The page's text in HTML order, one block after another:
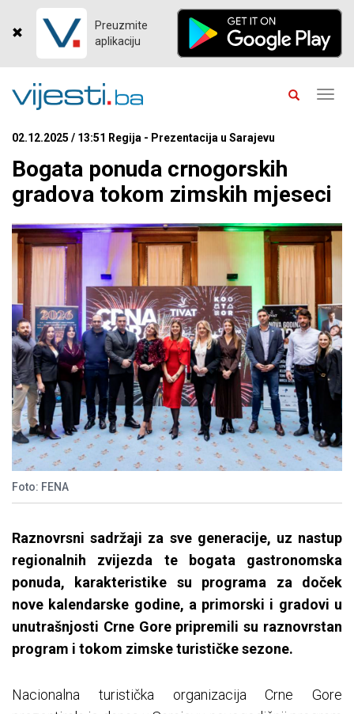
Preuzmite
aplikaciju
02.12.2025 / 13:51 Regija - Prezentacija u Sarajevu
Bogata ponuda crnogorskih
gradova tokom zimskih mjeseci
Foto: FENA
Raznovrsni sadržaji za sve generacije, uz nastup
regionalnih zvijezda te bogata gastronomska
ponuda, karakteristike su programa za doček
nove kalendarske godine, a primorski i gradovi u
unutrašnjosti Crne Gore pripremili su raznovrstan
program i tokom zimske turističke sezone.
Nacionalna turistička organizacija Crne Gore